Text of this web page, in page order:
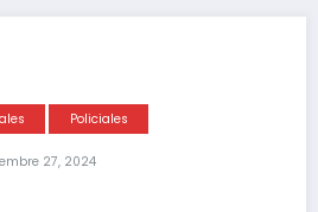
Policiales
27, 2024